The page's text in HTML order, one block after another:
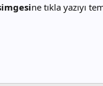
ne tıkla yazıyı